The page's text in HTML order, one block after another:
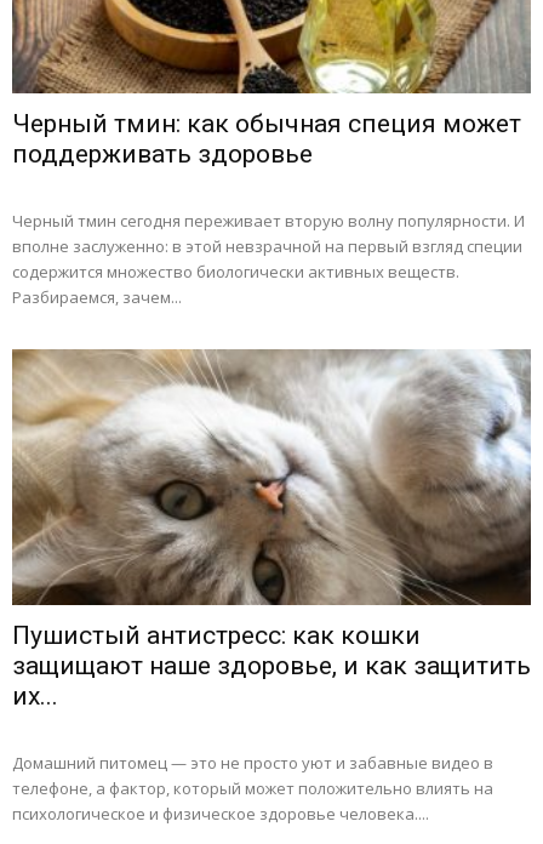
Черный тмин: как обычная специя может
поддерживать здоровье
Черный тмин сегодня переживает вторую волну популярности. И
вполне заслуженно: в этой невзрачной на первый взгляд специи
содержится множество биологически активных веществ.
Разбираемся, зачем...
Пушистый антистресс: как кошки
защищают наше здоровье, и как защитить
их...
Домашний питомец — это не просто уют и забавные видео в
телефоне, а фактор, который может положительно влиять на
психологическое и физическое здоровье человека....